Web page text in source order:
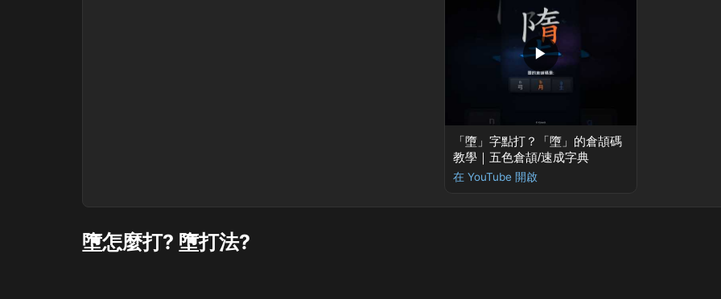
▶
「墮」字點打？「墮」的倉頡碼
教學｜五色倉頡/速成字典
在 YouTube 開啟
墮怎麼打? 墮打法?